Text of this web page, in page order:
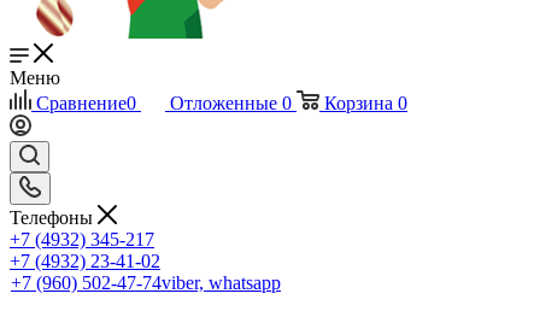
Меню
Сравнение0 Отложенные 0 Корзина 0
Телефоны
+7 (4932) 345-217
+7 (4932) 23-41-02
+7 (960) 502-47-74viber, whatsapp